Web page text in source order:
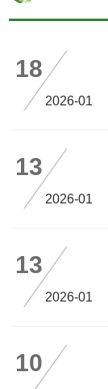
18
2026-01
13
2026-01
13
2026-01
10